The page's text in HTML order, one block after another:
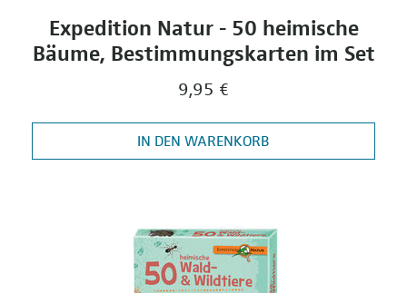
Expedition Natur - 50 heimische
Bäume, Bestimmungskarten im Set
9,95 €
IN DEN WARENKORB